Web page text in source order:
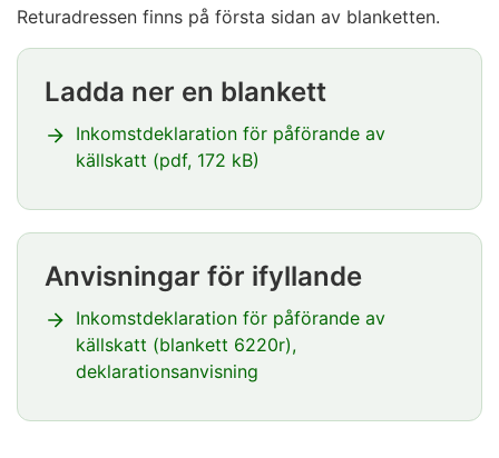
Returadressen finns på första sidan av blanketten.
Huomio
alkaa
Ladda ner en blankett
Inkomstdeklaration för påförande av
källskatt (pdf, 172 kB)
Huomio
alkaa
Anvisningar för ifyllande
Inkomstdeklaration för påförande av
källskatt (blankett 6220r),
deklarationsanvisning